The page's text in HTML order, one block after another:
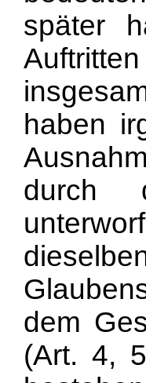
später
haben
durch
dem
(Art. 4,